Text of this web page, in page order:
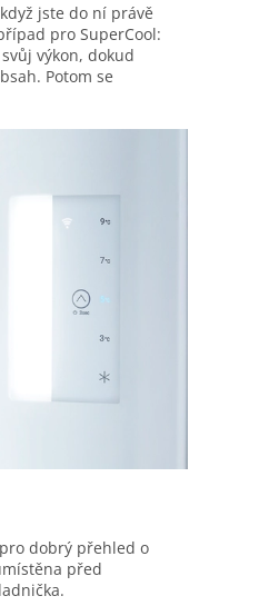
jste do ní právě
pro SuperCool:
výkon, dokud
Potom se
dobrý přehled o
před